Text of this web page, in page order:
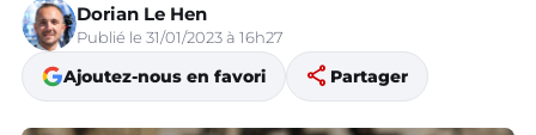
Dorian Le Hen
Publié le 31/01/2023 à 16h27
Ajoutez-nous en favori share Partager